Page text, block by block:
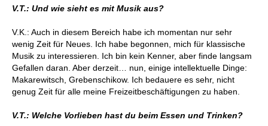
V.T.: Und wie sieht es mit Musik aus?
V.K.: Auch in diesem Bereich habe ich momentan nur sehr
wenig Zeit für Neues. Ich habe begonnen, mich für klassische
Musik zu interessieren. Ich bin kein Kenner, aber finde langsam
Gefallen daran. Aber derzeit… nun, einige intellektuelle Dinge:
Makarewitsch, Grebenschikow. Ich bedauere es sehr, nicht
genug Zeit für alle meine Freizeitbeschäftigungen zu haben.
V.T.: Welche Vorlieben hast du beim Essen und Trinken?